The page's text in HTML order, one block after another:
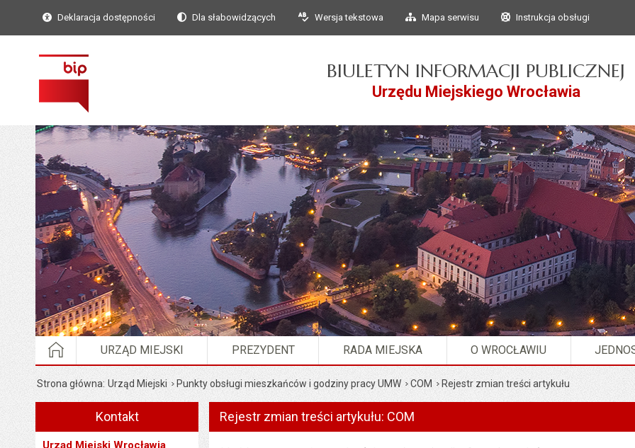
Przejdź do głównego
Przejdź do treści
Deklaracja dostępności Dla słabowidzących Wersja tekstowa Mapa serwisu Instrukcja obsługi
BIULETYN INFORMACJI PUBLICZNEJ
Urzędu Miejskiego Wrocławia
STRONA GŁÓWNA
URZĄD MIEJSKI PREZYDENT RADA MIEJSKA O WROCŁAWIU
Strona główna Urząd Miejski Punkty obsługi mieszkańców i godziny pracy UMW COM Rejestr zmian treści artykułu
Kontakt
Urząd Miejski Wrocławia
Rejestr zmian treści artykułu: COM